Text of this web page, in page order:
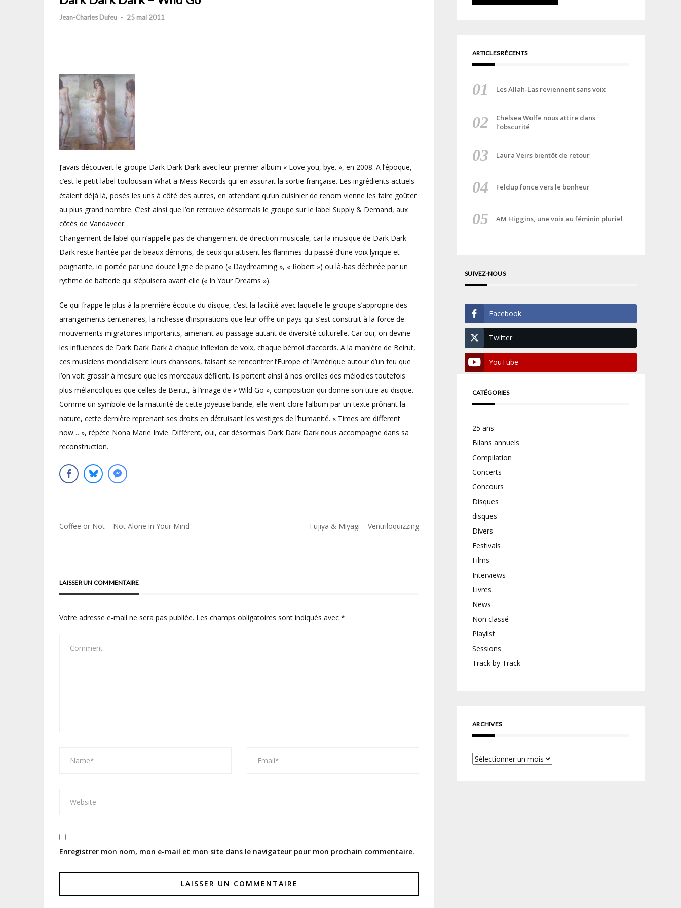
Jean-Charles Dufeu - 25 mai 2011
J’avais découvert le groupe Dark Dark Dark avec leur premier album « Love you, bye. », en 2008. A l’époque,
c’est le petit label toulousain What a Mess Records qui en assurait la sortie française. Les ingrédients actuels
étaient déjà là, posés les uns à côté des autres, en attendant qu’un cuisinier de renom vienne les faire goûter
au plus grand nombre. C’est ainsi que l’on retrouve désormais le groupe sur le label Supply & Demand, aux
côtés de Vandaveer.
Changement de label qui n’appelle pas de changement de direction musicale, car la musique de Dark Dark
Dark reste hantée par de beaux démons, de ceux qui attisent les flammes du passé d’une voix lyrique et
poignante, ici portée par une douce ligne de piano (« Daydreaming », « Robert ») ou là-bas déchirée par un
rythme de batterie qui s’épuisera avant elle (« In Your Dreams »).
Ce qui frappe le plus à la première écoute du disque, c’est la facilité avec laquelle le groupe s’approprie des
arrangements centenaires, la richesse d’inspirations que leur offre un pays qui s’est construit à la force de
mouvements migratoires importants, amenant au passage autant de diversité culturelle. Car oui, on devine
les influences de Dark Dark Dark à chaque inflexion de voix, chaque bémol d’accords. A la manière de Beirut,
ces musiciens mondialisent leurs chansons, faisant se rencontrer l’Europe et l’Amérique autour d’un feu que
l’on voit grossir à mesure que les morceaux défilent. Ils portent ainsi à nos oreilles des mélodies toutefois
plus mélancoliques que celles de Beirut, à l’image de « Wild Go », composition qui donne son titre au disque.
Comme un symbole de la maturité de cette joyeuse bande, elle vient clore l’album par un texte prônant la
nature, cette dernière reprenant ses droits en détruisant les vestiges de l’humanité. « Times are different
now… », répète Nona Marie Invie. Différent, oui, car désormais Dark Dark Dark nous accompagne dans sa
reconstruction.
Navigation
Coffee or Not – Not Alone in Your Mind Fujiya & Miyagi – Ventriloquizzing
LAISSER UN COMMENTAIRE
Votre adresse e-mail ne sera pas publiée. Les champs obligatoires sont indiqués avec *
Enregistrer mon nom, mon e-mail et mon site dans le navigateur pour mon prochain commentaire.
ARTICLES RÉCENTS
Les Allah-Las reviennent sans voix
Chelsea Wolfe nous attire dans
l’obscurité
Laura Veirs bientôt de retour
Feldup fonce vers le bonheur
AM Higgins, une voix au féminin pluriel
SUIVEZ-NOUS
Facebook
Twitter
YouTube
CATÉGORIES
25 ans
Bilans annuels
Compilation
Concerts
Concours
Disques
disques
Divers
Festivals
Films
Interviews
Livres
News
Non classé
Playlist
Sessions
Track by Track
ARCHIVES
Archives